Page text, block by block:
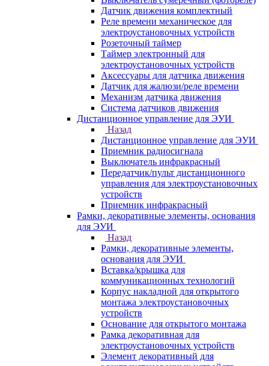
Датчик движения комплектный
Реле времени механическое для
электроустановочных устройств
Розеточный таймер
Таймер электронный для
электроустановочных устройств
Аксессуары для датчика движения
Датчик для жалюзи/реле времени
Механизм датчика движения
Система датчиков движения
Дистанционное управление для ЭУИ
Назад
Дистанционное управление для ЭУИ
Приемник радиосигнала
Выключатель инфракрасный
Передатчик/пульт дистанционного
управления для электроустановочных
устройств
Приемник инфракрасный
Рамки, декоративные элементы, основания
для ЭУИ
Назад
Рамки, декоративные элементы,
основания для ЭУИ
Вставка/крышка для
коммуникационных технологий
Корпус накладной для открытого
монтажа электроустановочных
устройств
Основание для открытого монтажа
Рамка декоративная для
электроустановочных устройств
Элемент декоративный для